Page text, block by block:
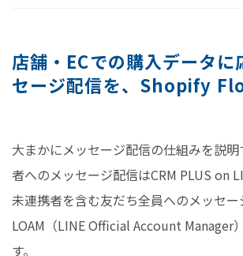
店舗・ECでの購入データに
セージ配信を、Shopify
大まかにメッセージ配信の仕組みを説
者へのメッセージ配信はCRM PLUS on
未連携者を含む友だち全員へのメッセー
LOAM（LINE Official Account Manager
す。